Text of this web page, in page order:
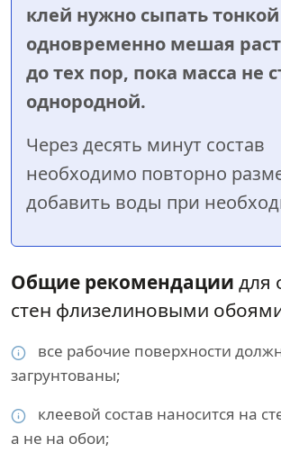
клей нужно сыпать
одновременно мешая
до тех пор, пока масса не
однородной.
Через десять минут состав
необходимо повторно
добавить воды при
Общие рекомендации для
стен флизелиновыми
все рабочие поверхности
загрунтованы;
клеевой состав наносится на
а не на обои;